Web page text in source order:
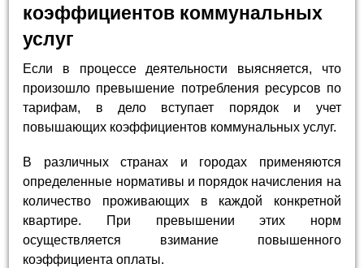
коэффициентов коммунальных
услуг
Если в процессе деятельности выясняется, что
произошло превышение потребления ресурсов по
тарифам, в дело вступает порядок и учет
повышающих коэффициентов коммунальных услуг.
В различных странах и городах применяются
определенные нормативы и порядок начисления на
количество проживающих в каждой конкретной
квартире. При превышении этих норм
осуществляется взимание повышенного
коэффициента оплаты.